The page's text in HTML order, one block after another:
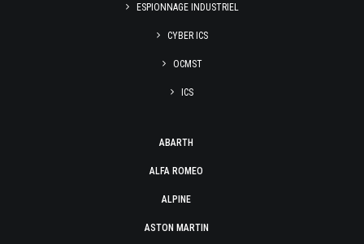
ESPIONNAGE INDUSTRIEL
CYBER ICS
OCMST
ICS
ABARTH
ALFA ROMEO
ALPINE
ASTON MARTIN